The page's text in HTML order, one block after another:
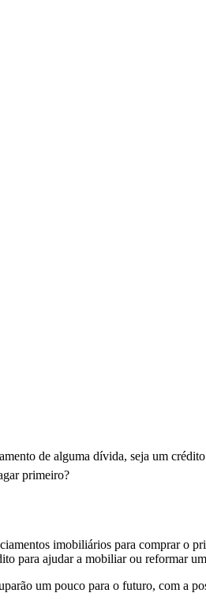
de alguma dívida, seja um
primeiro?
imobiliários para comprar
para ajudar a mobiliar ou reformar
um pouco para o futuro, com a